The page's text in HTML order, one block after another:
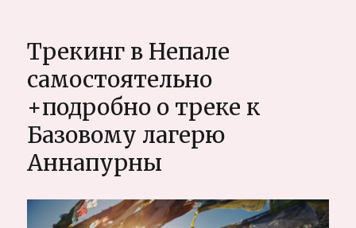
личный
опыт
Трекинг в Непале
самостоятельно
+подробно о треке к
Базовому лагерю
Аннапурны